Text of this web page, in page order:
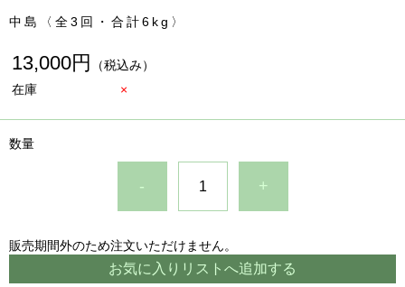
中島〈全3回・合計6kg〉
13,000円
（税込み）
在庫
×
数量
- +
販売期間外のため注文いただけません。
お気に入りリストへ追加する